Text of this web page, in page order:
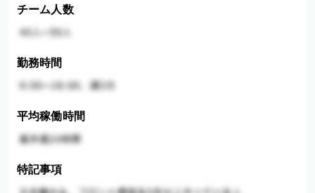
チーム人数
勤務時間
平均稼働時間
特記事項